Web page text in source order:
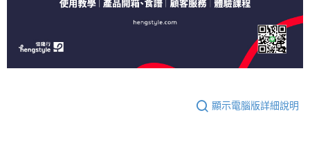
顯示電腦版詳細說明